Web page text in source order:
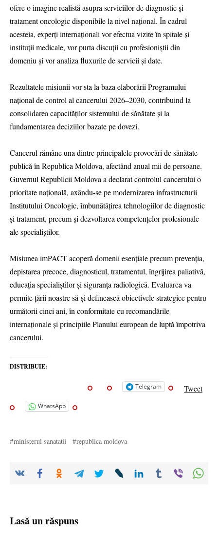
ofere o imagine realistă asupra serviciilor de diagnostic și
tratament oncologic disponibile la nivel național. În cadrul
acesteia, experți internaționali vor efectua vizite în spitale și
instituții medicale, vor purta discuții cu profesioniștii din
domeniu și vor analiza fluxurile de servicii și date.
Rezultatele misiunii vor sta la baza elaborării Programului
național de control al cancerului 2026–2030, contribuind la
consolidarea capacităților sistemului de sănătate și la
fundamentarea deciziilor bazate pe dovezi.
Cancerul rămâne una dintre principalele provocări de sănătate
publică în Republica Moldova, afectând anual mii de persoane.
Guvernul Republicii Moldova a declarat controlul cancerului o
prioritate națională, axându-se pe modernizarea infrastructurii
Institutului Oncologic, îmbunătățirea tehnologiilor de diagnostic
și tratament, precum și dezvoltarea competențelor profesionale
ale specialiștilor.
Misiunea imPACT acoperă domenii esențiale precum prevenția,
depistarea precoce, diagnosticul, tratamentul, îngrijirea paliativă,
educația specialiștilor și siguranța radiologică. Evaluarea va
permite țării noastre să-și definească obiectivele strategice pentru
următorii cinci ani, în conformitate cu recomandările
internaționale și principiile Planului european de luptă împotriva
cancerului.
DISTRIBUIE:
Telegram Tweet
WhatsApp
ministerul sanatatii republica moldova
Lasă un răspuns